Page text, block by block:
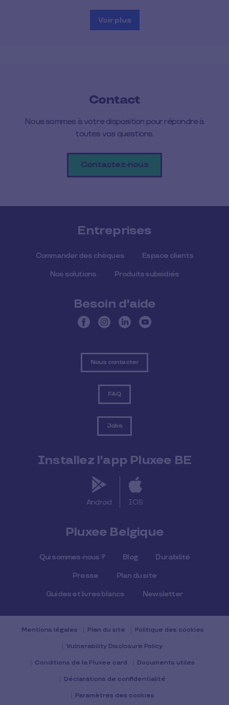
Voir plus
Contact
Nous sommes à votre disposition pour répondre à
toutes vos questions.
Contactez-nous
Entreprises
Commander des chèques Espace clients
Nos solutions Produits subsidiés
Besoin d'aide
Nous contacter
FAQ
Jobs
Installez l'app Pluxee BE
Android IOS
Pluxee Belgique
Qui sommes-nous ? Blog Durabilité
Presse Plan du site
Guides et livres blancs Newsletter
Mentions légales Plan du site Politique des cookies
Vulnerability Disclosure Policy
Conditions de la Pluxee card Documents utiles
Déclarations de confidentialité
Paramètres des cookies